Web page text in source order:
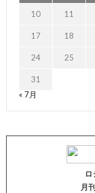
10 11
17 18
24 25
31
« 7月
月